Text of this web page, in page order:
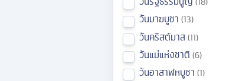
วันมาฆบูชา 13
วันคริสต์มาส 11
วันแม่แห่งชาติ 6
วันอาสาฬหบูชา 1